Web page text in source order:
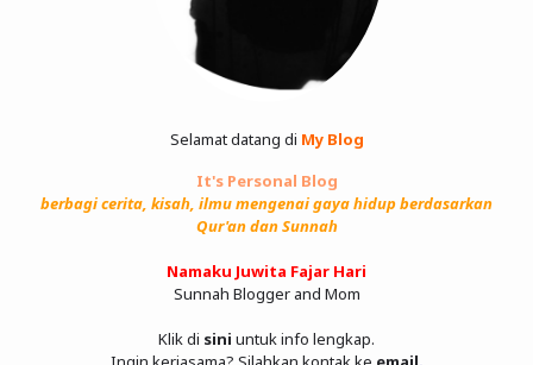
Selamat datang di My Blog
It's Personal Blog
berbagi cerita, kisah, ilmu mengenai gaya hidup berdasarkan
Qur'an dan Sunnah
Namaku Juwita Fajar Hari
Sunnah Blogger and Mom
Klik di sini untuk info lengkap.